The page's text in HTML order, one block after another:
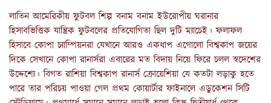
লাতিন আমেরিকীয় ফুটবল শিল্প বনাম বনাম ইউরোপীয় ঘরানার
হিসাবভিত্তিক যান্ত্রিক ফুটবলের প্রতিযোগিতা ছিল দুটি ম্যাচেই। ফলাফল
হিসাবে কোপা চ্যাম্পিয়নরা যেখানে আরও একধাপ এগোলো বিশ্বকাপ জয়ের
দিকে সেখানে কোপা রানার্সরা এবারের মত বিদায় নিয়ে ফিরে চলল স্বদেশের
উদ্দেশ্যে। বিগত রাশিয়া বিশ্বকাপ রানার্স ক্রোয়েশিয়া যে কতটা লড়াকু হতে
পারে তার পরিচয় পাওয়া গেল প্রথম কোয়ার্টার ফাইনালে এডুকেশন সিটি